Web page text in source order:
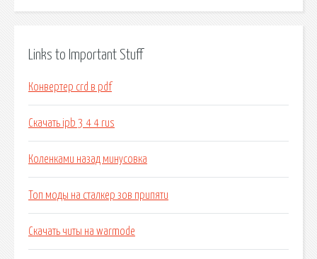
Links to Important Stuff
Конвертер crd в pdf
Скачать ipb 3 4 4 rus
Коленками назад минусовка
Топ моды на сталкер зов припяти
Скачать читы на warmode